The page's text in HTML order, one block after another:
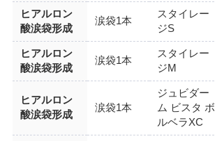
ヒアルロン
酸涙袋形成
涙袋1本
スタイレー
ジS
ヒアルロン
酸涙袋形成
涙袋1本
スタイレー
ジM
ヒアルロン
酸涙袋形成
涙袋1本
ジュビダー
ム ビスタ ボ
ルベラXC